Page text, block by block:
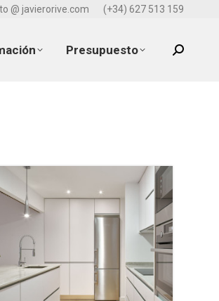
@ javierorive.com (+34) 627 513 159
Presupuesto Search: